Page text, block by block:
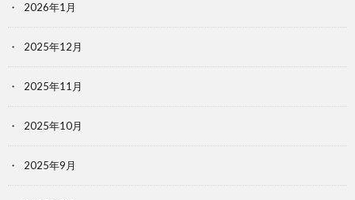
2026年1月
2025年12月
2025年11月
2025年10月
2025年9月